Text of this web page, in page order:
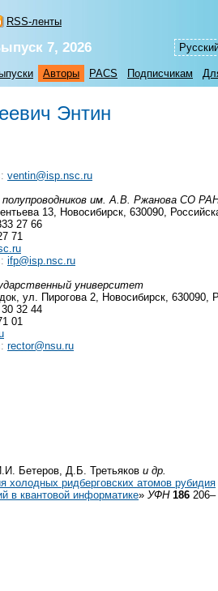
RSS-ленты
7, 2026
Авторы PACS Подписчикам
Энтин
ventin@isp.nsc.ru
им. А.В. Ржанова СО
13, Новосибирск, 630090,
27 66
71
ifp@isp.nsc.ru
университет
ул. Пирогова 2, Новосибирск, 630090,
32 44
01
rector@nsu.ru
Бетеров, Д.Б. Третьяков и др.
холодных ридберговских атомов рубидия
в квантовой информатике» УФН 186 206–